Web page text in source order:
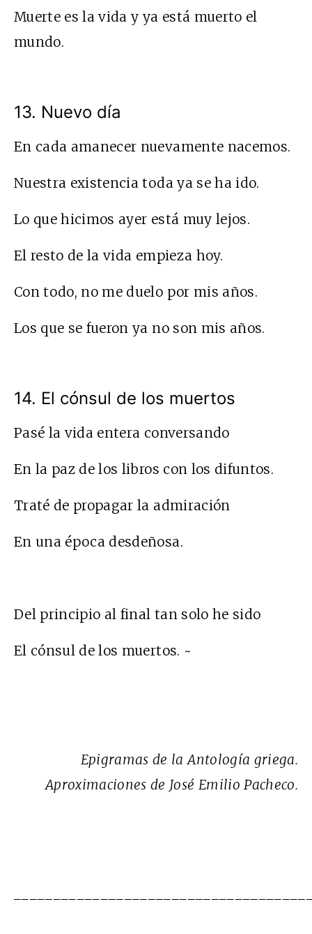
Muerte es la vida y ya está muerto el
mundo.
13. Nuevo día
En cada amanecer nuevamente nacemos.
Nuestra existencia toda ya se ha ido.
Lo que hicimos ayer está muy lejos.
El resto de la vida empieza hoy.
Con todo, no me duelo por mis años.
Los que se fueron ya no son mis años.
14. El cónsul de los muertos
Pasé la vida entera conversando
En la paz de los libros con los difuntos.
Traté de propagar la admiración
En una época desdeñosa.
Del principio al final tan solo he sido
El cónsul de los muertos. ~
Epigramas de la Antología griega.
Aproximaciones de José Emilio Pacheco.